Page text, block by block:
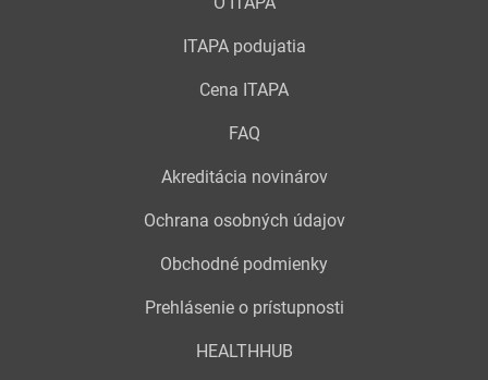
ITAPA podujatia
Cena ITAPA
FAQ
Akreditácia novinárov
Ochrana osobných údajov
Obchodné podmienky
Prehlásenie o prístupnosti
HEALTHHUB